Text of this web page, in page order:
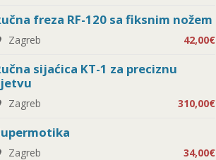
freza RF-120 sa fiksnim nožem
Zagreb 42,00€
sijaćica KT-1 za preciznu
Zagreb 310,00€
Zagreb 34,00€